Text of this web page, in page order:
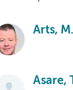
Arts,
Asare,